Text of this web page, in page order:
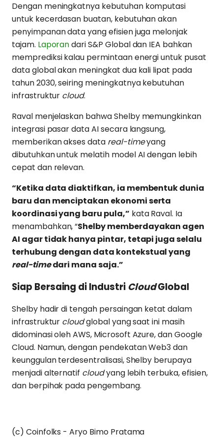
Dengan meningkatnya kebutuhan komputasi
untuk kecerdasan buatan, kebutuhan akan
penyimpanan data yang efisien juga melonjak
tajam. Laporandari S&P Global dan IEA bahkan
memprediksi kalau permintaan energi untuk pusat
data global akan meningkat dua kali lipat pada
tahun 2030, seiring meningkatnya kebutuhan
infrastruktur cloud.
Raval menjelaskan bahwa Shelby memungkinkan
integrasi pasar data AI secara langsung,
memberikan akses data real-timeyang
dibutuhkan untuk melatih model AI dengan lebih
cepat dan relevan.
“Ketika data diaktifkan, ia membentuk dunia
baru dan menciptakan ekonomi serta
koordinasi yang baru pula,” kata Raval. Ia
menambahkan, “Shelby memberdayakan agen
AI agar tidak hanya pintar, tetapi juga selalu
terhubung dengan data kontekstual yang
real-timedari mana saja.”
Siap Bersaing di Industri CloudGlobal
Shelby hadir di tengah persaingan ketat dalam
infrastruktur cloudglobal yang saat ini masih
didominasi oleh AWS, Microsoft Azure, dan Google
Cloud. Namun, dengan pendekatan Web3 dan
keunggulan terdesentralisasi, Shelby berupaya
menjadi alternatif cloudyang lebih terbuka, efisien,
dan berpihak pada pengembang.
(c) Coinfolks - Aryo Bimo Pratama